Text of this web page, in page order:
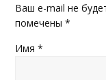
Ваш e-mail не
помечены*
Имя*